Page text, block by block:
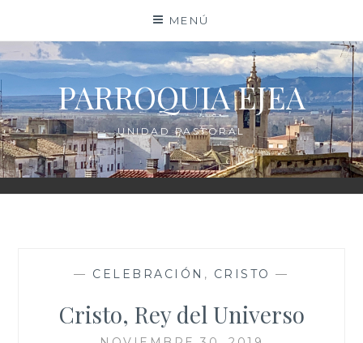
contenido
MENÚ
PARROQUIA EJEA
UNIDAD PASTORAL
— CELEBRACIÓN , CRISTO —
Cristo, Rey del Universo